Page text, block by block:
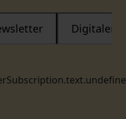
Digitaler